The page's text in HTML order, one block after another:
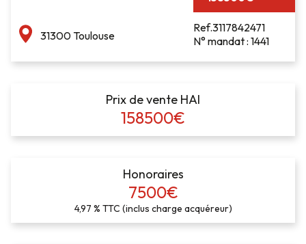
31300 Toulouse
Ref.3117842471
N° mandat : 1441
Prix de vente HAI
158500€
Honoraires
7500€
4,97 % TTC (inclus charge acquéreur)